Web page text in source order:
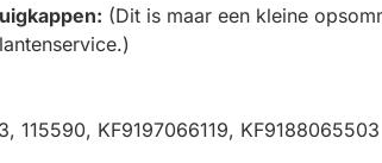
(Dit is maar een kleine
115590, KF9197066119, KF9188065503